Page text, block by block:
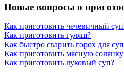
Новые вопросы о
Как приготовить чечевичный
Как приготовить гуляш?
Как быстро сварить горох для
Как приготовить мясную
Как приготовить луковый суп?